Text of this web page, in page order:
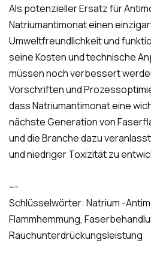
Als potenzieller Ersatz für
Natriumantimonat einen
Umweltfreundlichkeit und
seine Kosten und technische
müssen noch verbessert
Vorschriften und
dass Natriumantimonat eine
nächste Generation von
und die Branche dazu
und niedriger Toxizität zu
---
Schlüsselwörter: Natrium -
Flammhemmung,
Rauchunterdrückungsleistung